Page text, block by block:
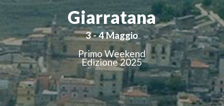
Giarratana
Primo Weekend
Edizione 2025
3 - 4 Maggio